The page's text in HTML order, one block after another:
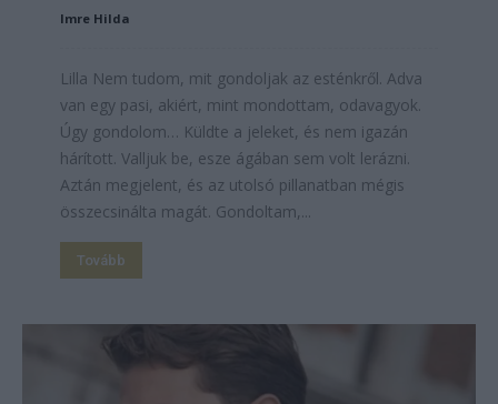
Imre Hilda
Lilla Nem tudom, mit gondoljak az esténkről. Adva
van egy pasi, akiért, mint mondottam, odavagyok.
Úgy gondolom… Küldte a jeleket, és nem igazán
hárított. Valljuk be, esze ágában sem volt lerázni.
Aztán megjelent, és az utolsó pillanatban mégis
összecsinálta magát. Gondoltam,...
Tovább